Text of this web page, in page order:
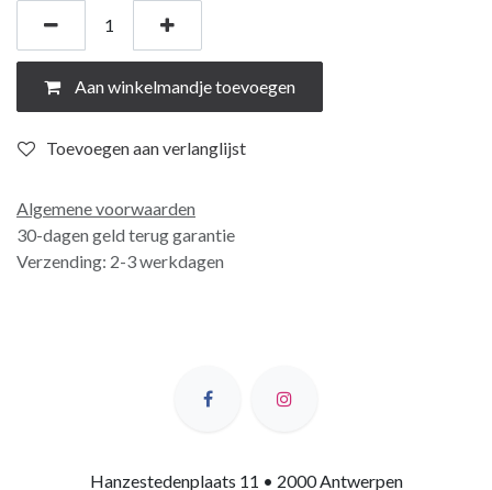
Aan winkelmandje toevoegen
Toevoegen aan verlanglijst
Algemene voorwaarden
30-dagen geld terug garantie
Verzending: 2-3 werkdagen
Hanzestedenplaats 11 • 2000 Antwerpen